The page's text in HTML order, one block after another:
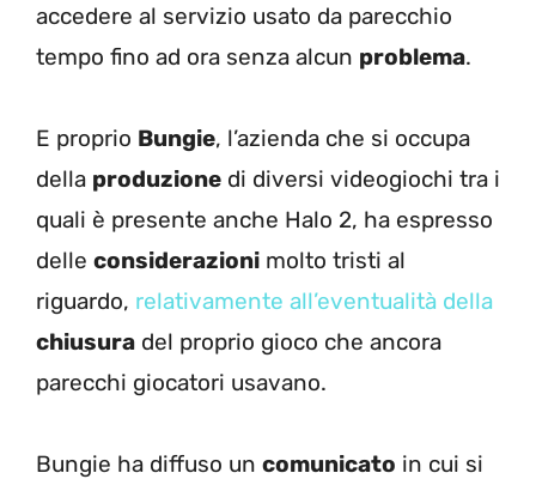
accedere al servizio usato da parecchio
tempo fino ad ora senza alcun problema.
E proprio Bungie, l’azienda che si occupa
della produzione di diversi videogiochi tra i
quali è presente anche Halo 2, ha espresso
delle considerazioni molto tristi al
riguardo, relativamente all’eventualità della
chiusura del proprio gioco che ancora
parecchi giocatori usavano.
Bungie ha diffuso un comunicato in cui si